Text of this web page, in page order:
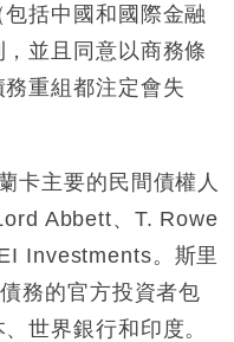
括中國和國際金融
並且同意以商務條
重組都注定會失
卡主要的民間債權人
Abbett、T. Rowe
Investments。斯里
務的官方投資者包
世界銀行和印度。